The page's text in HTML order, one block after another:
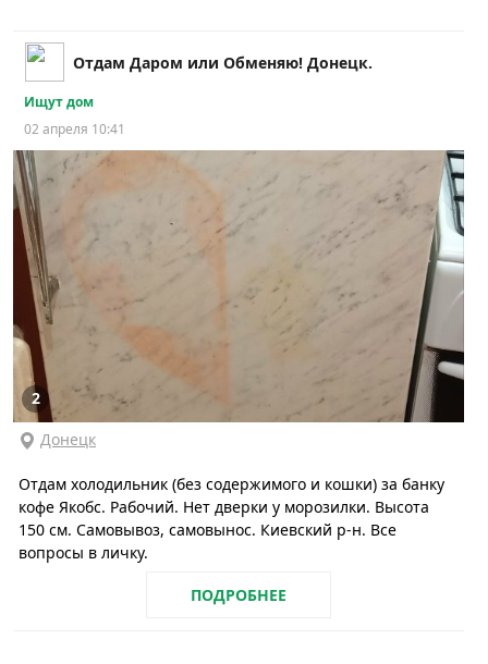
Отдам Даром или Обменяю! Донецк.
Ищут дом
02 апреля 10:41
2
Донецк
Отдам холодильник (без содержимого и кошки) за банку
кофе Якобс. Рабочий. Нет дверки у морозилки. Высота
150 см. Самовывоз, самовынос. Киевский р-н. Все
вопросы в личку.
ПОДРОБНЕЕ